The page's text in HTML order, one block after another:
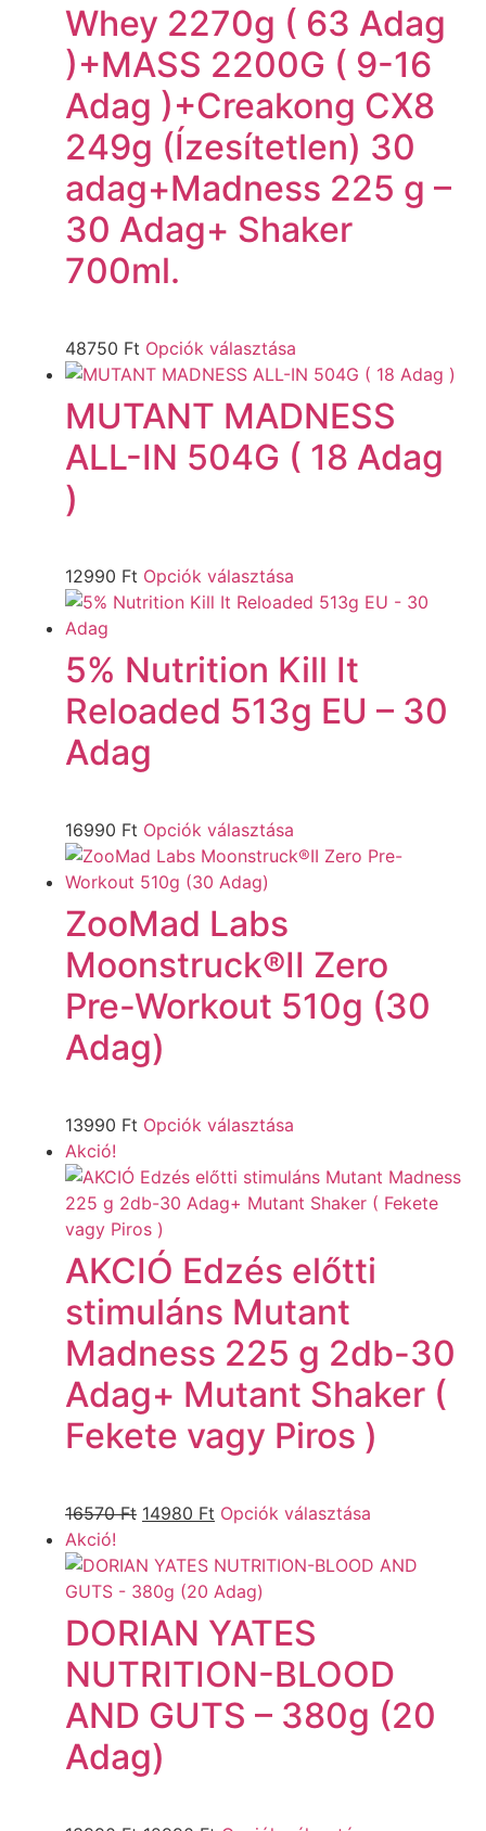
Whey 2270g ( 63 Adag
)+MASS 2200G ( 9-16
Adag )+Creakong CX8
249g (Ízesítetlen) 30
adag+Madness 225 g –
30 Adag+ Shaker
700ml.
48750 Ft Opciók választása
MUTANT MADNESS
ALL-IN 504G ( 18 Adag
)
12990 Ft Opciók választása
5% Nutrition Kill It
Reloaded 513g EU – 30
Adag
16990 Ft Opciók választása
ZooMad Labs
Moonstruck®II Zero
Pre-Workout 510g (30
Adag)
13990 Ft Opciók választása
Akció!
AKCIÓ Edzés előtti
stimuláns Mutant
Madness 225 g 2db-30
Adag+ Mutant Shaker (
Fekete vagy Piros )
16570Ft 14980 Ft Opciók választása
Akció!
DORIAN YATES
NUTRITION-BLOOD
AND GUTS – 380g (20
Adag)